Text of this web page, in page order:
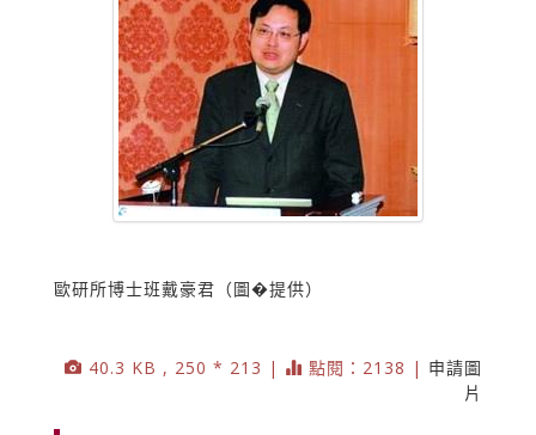
歐研所博士班戴豪君（圖�提供）
40.3 KB , 250 * 213 | 點閱：2138 | 申請圖
片